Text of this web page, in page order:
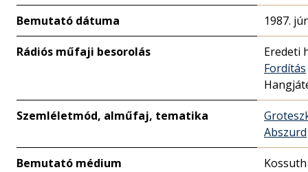
Bemutató dátuma 1987.
Rádiós műfaji besorolás
Eredeti
Fordítás
Szemléletmód, alműfaj, tematika
Abszurd
Bemutató médium Kossuth